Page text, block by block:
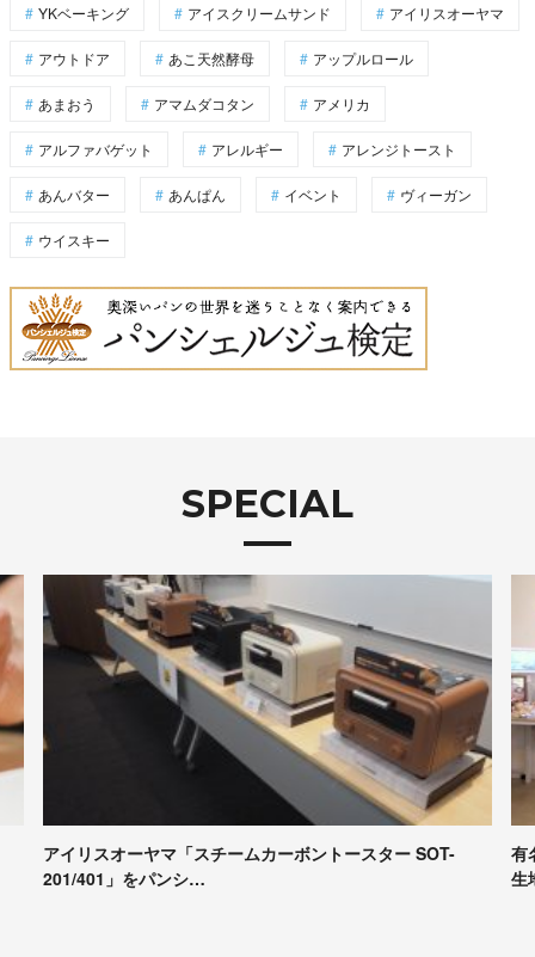
YKベーキング アイスクリームサンド アイリスオーヤマ
アウトドア あこ天然酵母 アップルロール
あまおう アマムダコタン アメリカ
アルファバゲット アレルギー アレンジトースト
あんバター あんぱん イベント ヴィーガン
ウイスキー
SPECIAL
有名パンシェルジュたちが本音で評価！Pascoの冷凍パン
生地試食＆座談会レポート
【
コ